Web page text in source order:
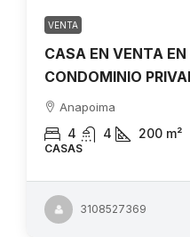
VENTA
CASA EN VENTA
CONDOMINIO
Anapoima
4 4 200 m²
CASAS
3108527369